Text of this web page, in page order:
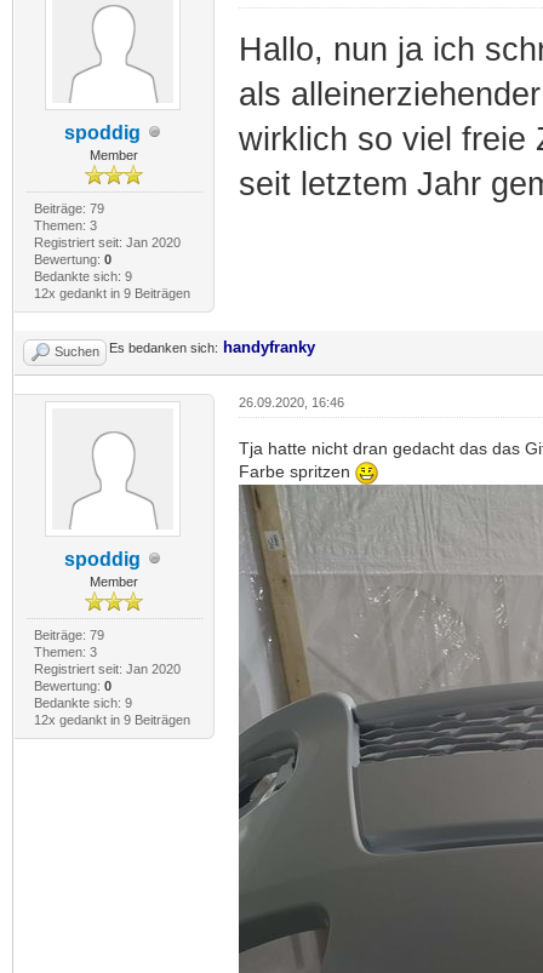
spoddig
Member
Beiträge: 79
Themen: 3
Registriert seit: Jan 2020
Bewertung: 0
Bedankte sich: 9
12x gedankt in 9 Beiträgen
Hallo, nun ja ich
als
wirklich so viel freie
seit letztem Jahr
Suchen Es bedanken sich: handyfranky
spoddig
Member
Beiträge: 79
Themen: 3
Registriert seit: Jan 2020
Bewertung: 0
Bedankte sich: 9
12x gedankt in 9 Beiträgen
26.09.2020, 16:46
Tja hatte nicht dran gedacht das das
Farbe spritzen